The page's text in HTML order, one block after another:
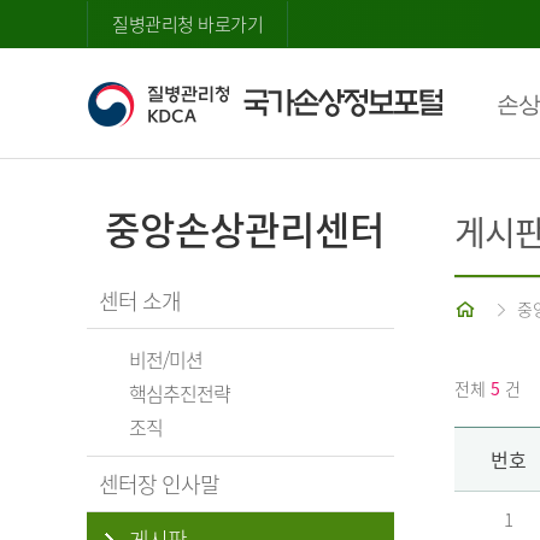
질병관리청 바로가기
손
중앙손상관리센터
센터 소개
비전/미션
핵심추진전략
조직
센터장 인사말
게시
중
전체 5 건
번호
1